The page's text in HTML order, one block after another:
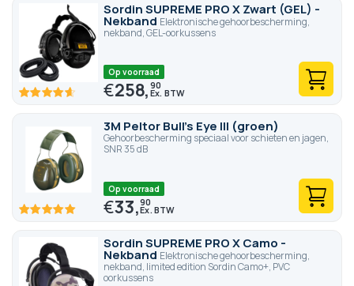
Sordin SUPREME PRO X Zwart (GEL) -
Nekband Elektronische gehoorbescherming,
nekband, GEL-oorkussens
Op voorraad
€258,90
3M Peltor Bull's Eye III (groen)
Gehoorbescherming speciaal voor schieten en jagen,
SNR 35 dB
Op voorraad
€33,90
Sordin SUPREME PRO X Camo -
Nekband Elektronische gehoorbescherming,
nekband, limited edition Sordin Camo+, PVC
oorkussens